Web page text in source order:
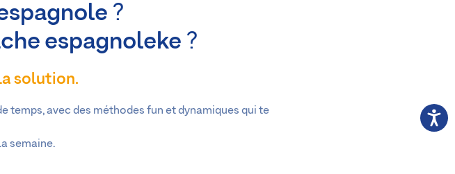
?
espagnoleke ?
solution.
temps, avec des méthodes fun et dynamiques qui te
semaine.